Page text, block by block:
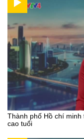
Thành phố Hồ chí
cao tuổi